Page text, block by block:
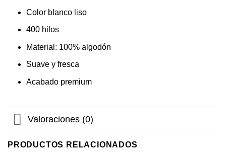
Color blanco liso
400 hilos
Material: 100% algodón
Suave y fresca
Acabado premium
Valoraciones (0)
PRODUCTOS RELACIONADOS